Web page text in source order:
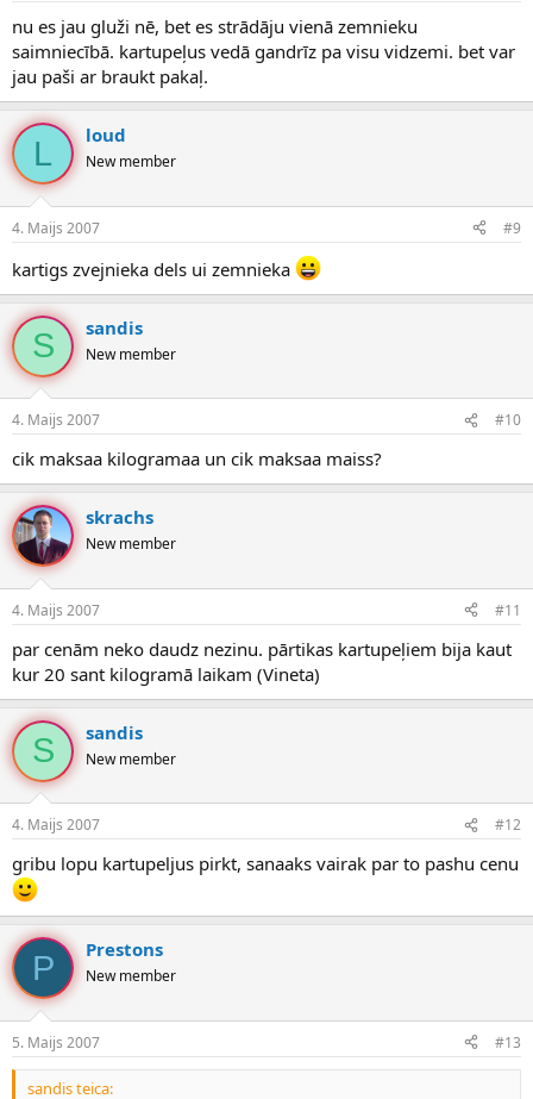
nu es jau gluži nē, bet es strādāju vienā zemnieku
saimniecībā. kartupeļus vedā gandrīz pa visu vidzemi. bet var
jau paši ar braukt pakaļ.
L loud
New member
4. Maijs 2007 #9
kartigs zvejnieka dels ui zemnieka
S sandis
New member
4. Maijs 2007 #10
cik maksaa kilogramaa un cik maksaa maiss?
skrachs
New member
4. Maijs 2007 #11
par cenām neko daudz nezinu. pārtikas kartupeļiem bija kaut
kur 20 sant kilogramā laikam (Vineta)
S sandis
New member
4. Maijs 2007 #12
gribu lopu kartupeljus pirkt, sanaaks vairak par to pashu cenu
P Prestons
New member
5. Maijs 2007 #13
sandis teica: